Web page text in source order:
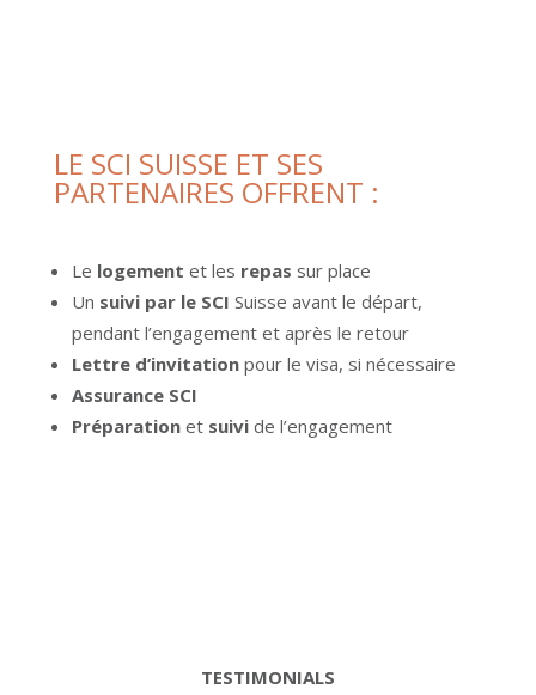
LE SCI SUISSE ET SES
PARTENAIRES OFFRENT :
Le logement et les repas sur place
Un suivi par le SCI Suisse avant le départ,
pendant l’engagement et après le retour
Lettre d’invitationpour le visa, si nécessaire
Assurance SCI
Préparationet suivide l’engagement
TESTIMONIALS